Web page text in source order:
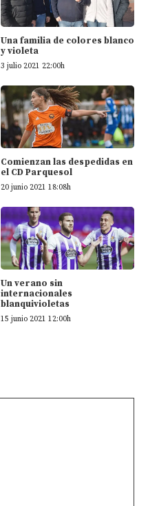
Una familia de colores blanco
y violeta
3 julio 2021 22:00h
Comienzan las despedidas en
el CD Parquesol
20 junio 2021 18:08h
Un verano sin
internacionales
blanquivioletas
15 junio 2021 12:00h